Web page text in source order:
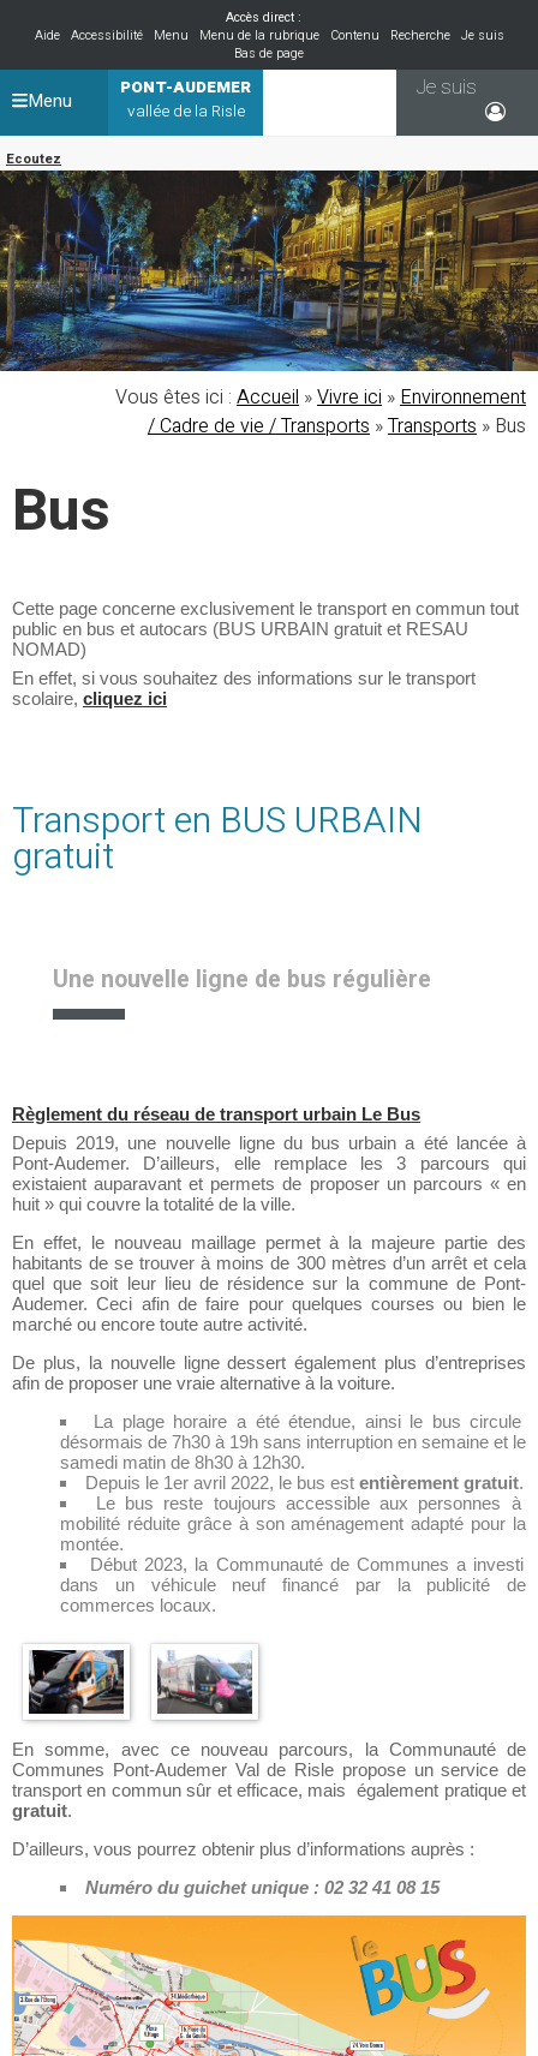
Accès direct :
Aide
Accessibilité Menu Menu de la rubrique Contenu Recherche
Je suis
Bas de page
PONT-AUDEMER
vallée de la Risle
Ecoutez
Je suis
Menu
Vous êtes ici : Accueil »Vivre ici »Environnement
/ Cadre de vie / Transports »Transports » Bus
Bus
Cette page concerne exclusivement le transport en commun tout
public en bus et autocars (BUS URBAIN gratuit et RESAU
NOMAD)
En effet, si vous souhaitez des informations sur le transport
scolaire, cliquez ici
Transport en BUS URBAIN
gratuit
Une nouvelle ligne de bus régulière
Règlement du réseau de transport urbain Le Bus
Depuis 2019, une nouvelle ligne du bus urbain a été lancée à
Pont-Audemer. D’ailleurs, elle remplace les 3 parcours qui
existaient auparavant et permets de proposer un parcours « en
huit » qui couvre la totalité de la ville.
En effet, le nouveau maillage permet à la majeure partie des
habitants de se trouver à moins de 300 mètres d’un arrêt et cela
quel que soit leur lieu de résidence sur la commune de Pont-
Audemer. Ceci afin de faire pour quelques courses ou bien le
marché ou encore toute autre activité.
De plus, la nouvelle ligne dessert également plus d’entreprises
afin de proposer une vraie alternative à la voiture.
La plage horaire a été étendue, ainsi le bus circule
désormais de 7h30 à 19h sans interruption en semaine et le
samedi matin de 8h30 à 12h30.
Depuis le 1er avril 2022, le bus est entièrement gratuit.
Le bus reste toujours accessible aux personnes à
mobilité réduite grâce à son aménagement adapté pour la
montée.
Début 2023, la Communauté de Communes a investi
dans un véhicule neuf financé par la publicité de
commerces locaux.
En somme, avec ce nouveau parcours, la Communauté de
Communes Pont-Audemer Val de Risle propose un service de
transport en commun sûr et efficace, mais également pratique et
gratuit.
D’ailleurs, vous pourrez obtenir plus d’informations auprès :
Numéro du guichet unique : 02 32 41 08 15